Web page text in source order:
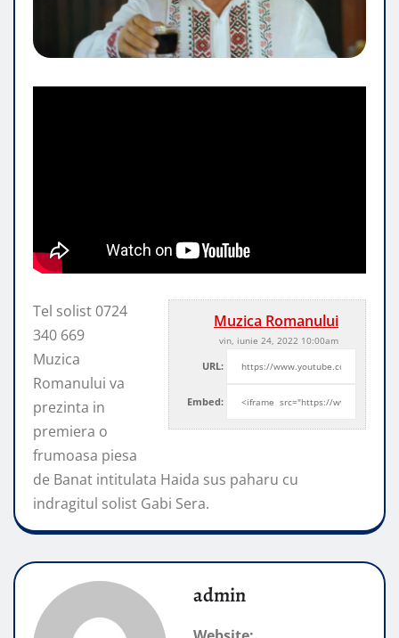
Muzica Romanului
vin, iunie 24, 2022 10:00am
URL:
Embed:
Tel solist 0724
340 669
Muzica
Romanului va
prezinta in
premiera o
frumoasa piesa
de Banat intitulata Haida sus paharu cu
indragitul solist Gabi Sera.
admin